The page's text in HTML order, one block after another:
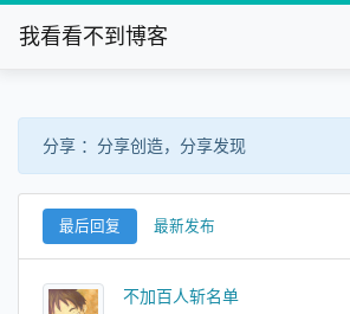
我看看不到博客
分享 ：分享创造，分享发现
最后回复 最新发布
不加百人斩名单